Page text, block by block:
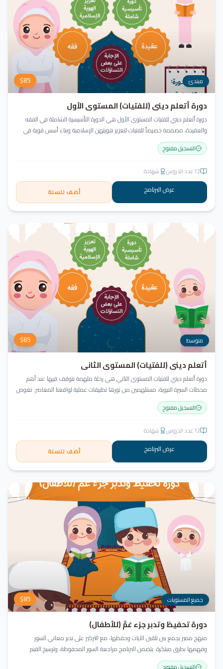
مبتدئ $85
دورة أتعلم ديني (للفتيات) المستوى الأول
دورة أتعلم ديني للفتيات المستوى الأول هي الدورة التأسيسية الشاملة في الفقه
والعقيدة، مصممة خصيصاً للفتيات لتعزيز هويتهن الإسلامية وبناء أسس قوية في
العقيدة والسلوك.
التسجيل مفتوح
12عدد الدروس شهادة
عرض البرنامج أضف للسلة
متوسط $85
أتعلم ديني (للفتيات) المستوى الثاني
دورة أتعلم ديني للفتيات المستوى الثاني هي رحلة ملهمة نتوقف فيها عند أهم
محطات السيرة النبوية، مستلهمين من نورها تطبيقات عملية لواقعنا المعاصر. نغوص
في أخلاق النبي ﷺ ونسعى للاقتداء به قولاً وفعلاً.
التسجيل مفتوح
12عدد الدروس شهادة
عرض البرنامج أضف للسلة
جميع المستويات $85
دورة تحفيظ وتدبر جزء عَمَّ (للأطفال)
منهج مميز يجمع بين تلقين الآيات وحفظها، مع التركيز على تدبر معاني السور
وفهمها بطرق مبتكرة. يتضمن البرنامج مراجعة السور المحفوظة، وترسيخ القيم
والأخلاق القرآنية، باستخدام أساليب ممتعة وأنشطة تفاعلية لتعزيز القراءة والفهم
التسجيل مفتوح